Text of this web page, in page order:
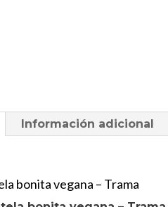
Información adicional
bonita vegana – Trama